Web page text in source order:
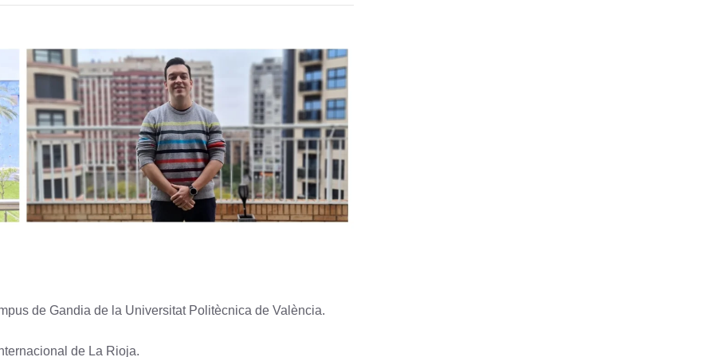
de Gandia de la Universitat Politècnica de València.
de La Rioja.